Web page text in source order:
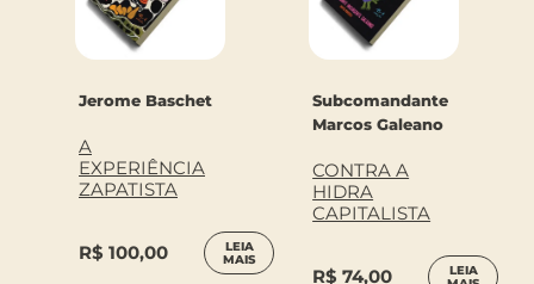
Jerome Baschet
A
EXPERIÊNCIA
ZAPATISTA
R$ 100,00
LEIA
MAIS
Subcomandante
Marcos Galeano
CONTRA A
HIDRA
CAPITALISTA
R$ 74,00
LEIA